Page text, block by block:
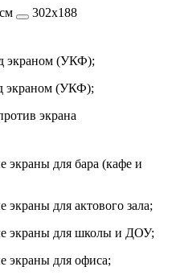
302х188
экраном (УКФ);
экраном (УКФ);
экрана
экраны для бара (кафе и
для актового зала;
экраны для школы и ДОУ;
экраны для офиса;